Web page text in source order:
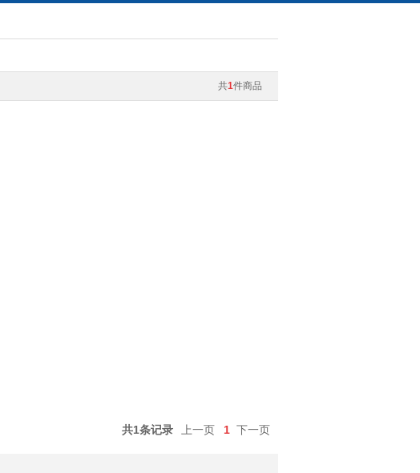
共1件商品
共1条记录 上一页 1 下一页